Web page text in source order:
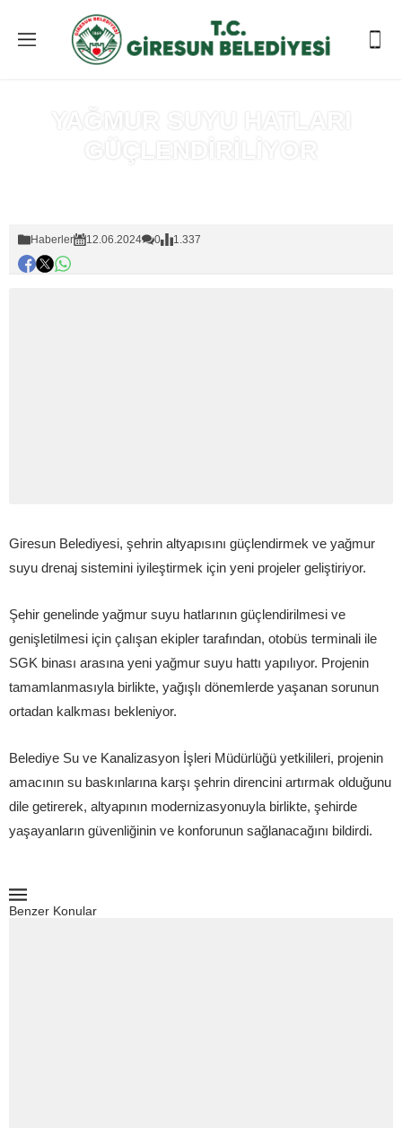
YAĞMUR SUYU HATLARI
GÜÇLENDİRİLİYOR
Haberler 12.06.2024 0 1.337
Giresun Belediyesi, şehrin altyapısını güçlendirmek ve yağmur
suyu drenaj sistemini iyileştirmek için yeni projeler geliştiriyor.
Şehir genelinde yağmur suyu hatlarının güçlendirilmesi ve
genişletilmesi için çalışan ekipler tarafından, otobüs terminali ile
SGK binası arasına yeni yağmur suyu hattı yapılıyor. Projenin
tamamlanmasıyla birlikte, yağışlı dönemlerde yaşanan sorunun
ortadan kalkması bekleniyor.
Belediye Su ve Kanalizasyon İşleri Müdürlüğü yetkilileri, projenin
amacının su baskınlarına karşı şehrin direncini artırmak olduğunu
dile getirerek, altyapının modernizasyonuyla birlikte, şehirde
yaşayanların güvenliğinin ve konforunun sağlanacağını bildirdi.
Benzer Konular